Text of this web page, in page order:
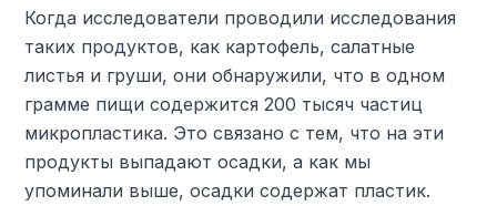
Когда исследователи проводили исследования
таких продуктов, как картофель, салатные
листья и груши, они обнаружили, что в одном
грамме пищи содержится 200 тысяч частиц
микропластика. Это связано с тем, что на эти
продукты выпадают осадки, а как мы
упоминали выше, осадки содержат пластик.